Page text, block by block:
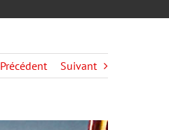
Précédent Suivant